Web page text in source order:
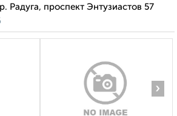
Радуга, проспект Энтузиастов 57
›